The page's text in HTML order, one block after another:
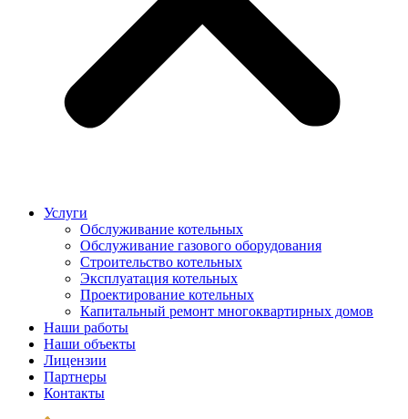
Услуги
Обслуживание котельных
Обслуживание газового оборудования
Строительство котельных
Эксплуатация котельных
Проектирование котельных
Капитальный ремонт многоквартирных домов
Наши работы
Наши объекты
Лицензии
Партнеры
Контакты